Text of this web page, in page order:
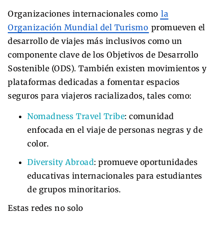
Organizaciones internacionales como la
Organización Mundial del Turismo promueven el
desarrollo de viajes más inclusivos como un
componente clave de los Objetivos de Desarrollo
Sostenible (ODS). También existen movimientos y
plataformas dedicadas a fomentar espacios
seguros para viajeros racializados, tales como:
Nomadness Travel Tribe: comunidad
enfocada en el viaje de personas negras y de
color.
Diversity Abroad: promueve oportunidades
educativas internacionales para estudiantes
de grupos minoritarios.
Estas redes no solo